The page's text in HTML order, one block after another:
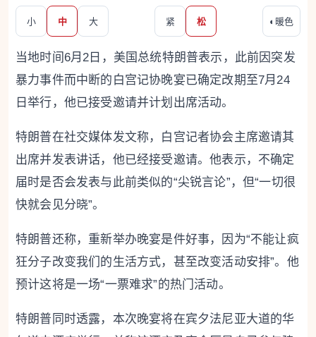
小 中 大 紧 松 ◐ 暖色
当地时间6月2日，美国总统特朗普表示，此前因突发
暴力事件而中断的白宫记协晚宴已确定改期至7月24
日举行，他已接受邀请并计划出席活动。
特朗普在社交媒体发文称，白宫记者协会主席邀请其
出席并发表讲话，他已经接受邀请。他表示，不确定
届时是否会发表与此前类似的“尖锐言论”，但“一切很
快就会见分晓”。
特朗普还称，重新举办晚宴是件好事，因为“不能让疯
狂分子改变我们的生活方式，甚至改变活动安排”。他
预计这将是一场“一票难求”的热门活动。
特朗普同时透露，本次晚宴将在宾夕法尼亚大道的华